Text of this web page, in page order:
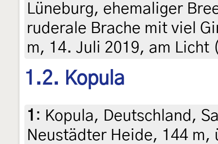
Lüneburg, ehemaliger
ruderale Brache mit viel
m, 14. Juli 2019, am Licht
1.2. Kopula
1 : Kopula, Deutschland,
Neustädter Heide, 144